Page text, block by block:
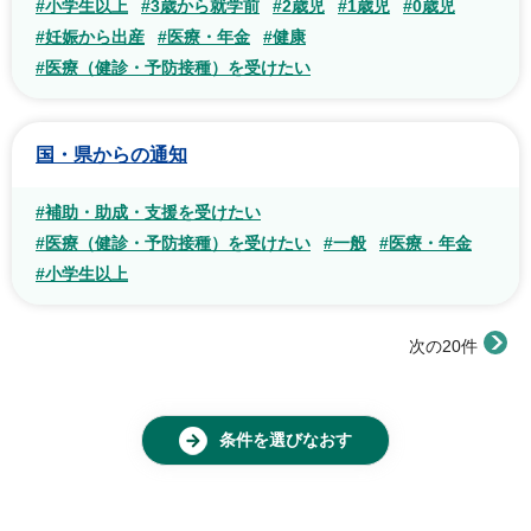
#小学生以上 #3歳から就学前 #2歳児 #1歳児
#0歳児
#妊娠から出産
#医療・年金
#健康
#医療（健診・予防接種）を受けたい
国・県からの通知
#補助・助成・支援を受けたい
#医療（健診・予防接種）を受けたい
#一般
#医療・年金
#小学生以上
次の20件
条件を選びなおす